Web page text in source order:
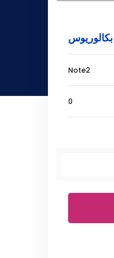
بكالوريوس
Note2
0